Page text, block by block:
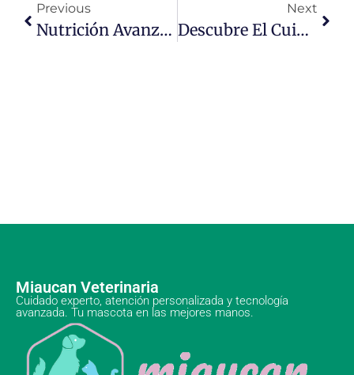
Previous
Nutrición Avanzada Para Mascotas: Descubre El Secreto Para Una Vida Saludable Y Feliz De Tu Compañero
Next
Descubre El Cuidado Exclusivo Que Tu Mascota Merece: Consejos Y Servicios Imprescindibles
Miaucan Veterinaria
Cuidado experto, atención personalizada y tecnología
avanzada. Tu mascota en las mejores manos.